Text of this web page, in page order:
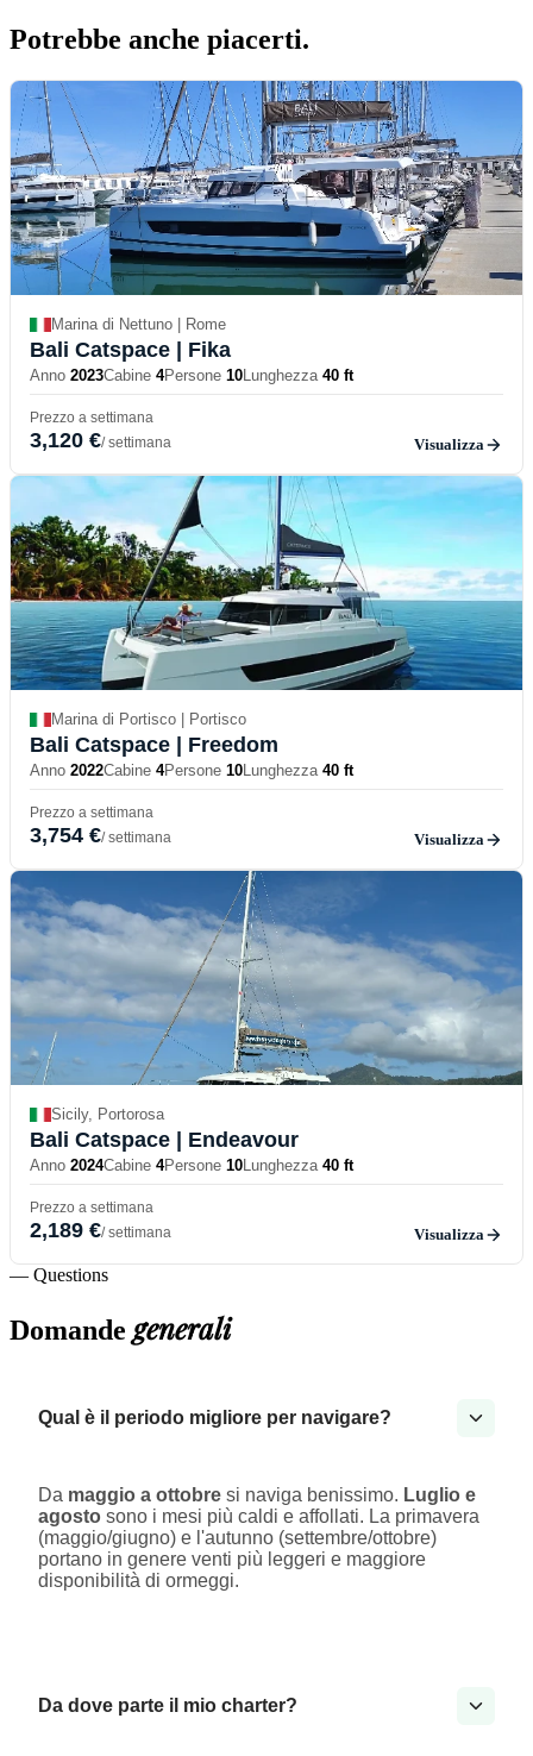
Potrebbe anche piacerti.
Marina di Nettuno | Rome
Bali Catspace | Fika
Anno 2023Cabine 4Persone 10Lunghezza 40 ft
Prezzo a settimana
3,120 €/ settimana Visualizza
Marina di Portisco | Portisco
Bali Catspace | Freedom
Anno 2022Cabine 4Persone 10Lunghezza 40 ft
Prezzo a settimana
3,754 €/ settimana Visualizza
Sicily, Portorosa
Bali Catspace | Endeavour
Anno 2024Cabine 4Persone 10Lunghezza 40 ft
Prezzo a settimana
2,189 €/ settimana Visualizza
— Questions
Domandegenerali
Qual è il periodo migliore per navigare?
Da maggio a ottobre si naviga benissimo. Luglio e
agosto sono i mesi più caldi e affollati. La primavera
(maggio/giugno) e l'autunno (settembre/ottobre)
portano in genere venti più leggeri e maggiore
disponibilità di ormeggi.
Da dove parte il mio charter?